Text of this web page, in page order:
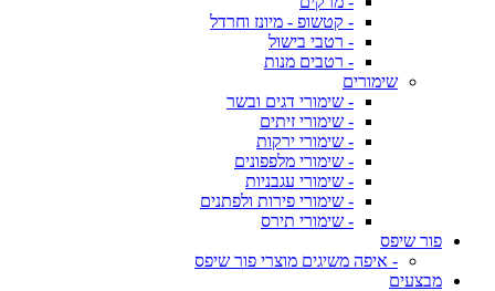
- קטשופ - מיונז וחרדל
- רטבי בישול
- רטבים מנות
שימורים
- שימורי דגים ובשר
- שימורי זיתים
- שימורי ירקות
- שימורי מלפפונים
- שימורי עגבניות
- שימורי פירות ולפתנים
- שימורי תירס
פור שיפס
- איפה משיגים מוצרי פור שיפס
מבצעים